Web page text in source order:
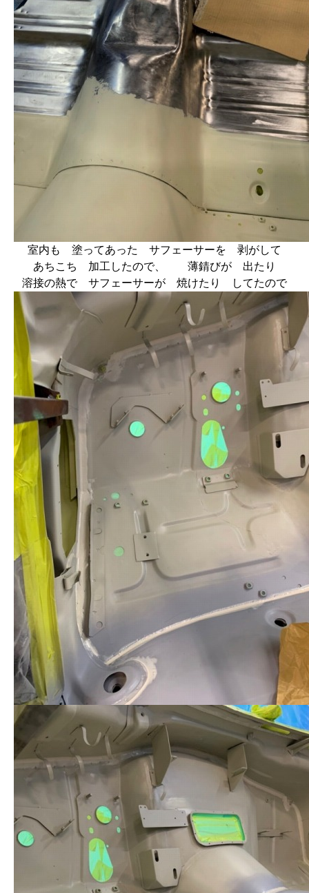
室内も 塗ってあった サフェーサーを 剥がして
あちこち 加工したので、 薄錆びが 出たり
溶接の熱で サフェーサーが 焼けたり してたので